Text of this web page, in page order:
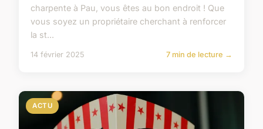
charpente à Pau, vous êtes au bon endroit ! Que
vous soyez un propriétaire cherchant à renforcer
la st...
14 février 2025 7 min de lecture →
ACTU